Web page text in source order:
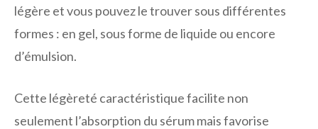
légère et vous pouvez le trouver sous différentes
formes : en gel, sous forme de liquide ou encore
d’émulsion.
Cette légèreté caractéristique facilite non
seulement l’absorption du sérum mais favorise